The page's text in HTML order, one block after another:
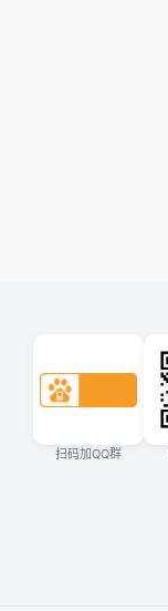
扫码加QQ群